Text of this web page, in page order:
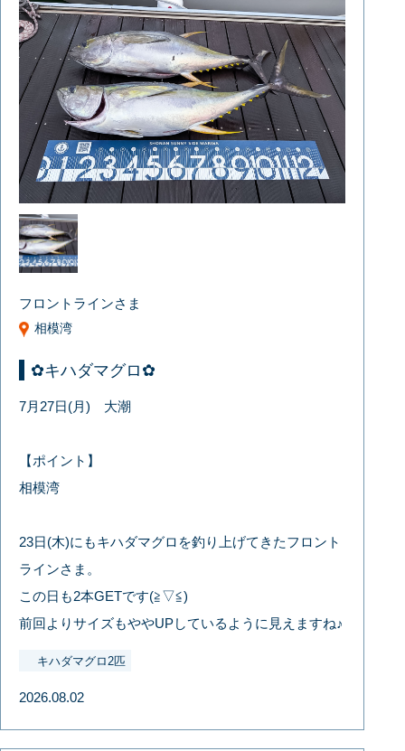
フロントラインさま
相模湾
✿キハダマグロ✿
7月27日(月) 大潮
【ポイント】
相模湾
23日(木)にもキハダマグロを釣り上げてきたフロント
ラインさま。
この日も2本GETです(≧▽≦)
前回よりサイズもややUPしているように見えますね♪
キハダマグロ2匹
2026.08.02